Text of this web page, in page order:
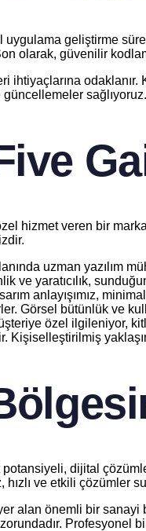
geliştirme
olarak, güvenilir
ihtiyaçlarına
sağlıyoruz.
hizmet veren bir
uzman yazılım
ve yaratıcılık,
anlayışımız,
Görsel bütünlük ve
özel ilgileniyor,
Kişiselleştirilmiş
potansiyeli, dijital
ve etkili çözümler
alan önemli bir
Profesyonel